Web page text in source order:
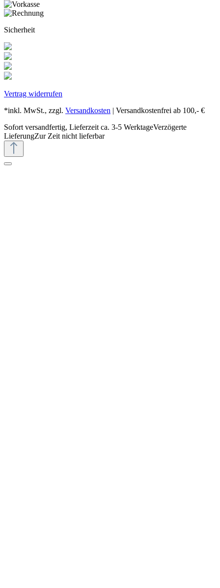
Sicherheit
Vertrag widerrufen
*inkl. MwSt., zzgl. Versandkosten | Versandkostenfrei ab 100,- €
Sofort versandfertig, Lieferzeit ca. 3-5 WerktageVerzögerte
LieferungZur Zeit nicht lieferbar